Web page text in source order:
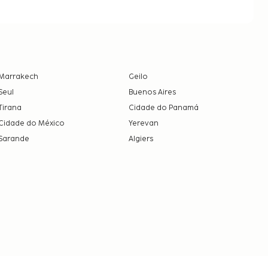
Geilo
Buenos Aires
Cidade do Panamá
do México
Yerevan
Algiers